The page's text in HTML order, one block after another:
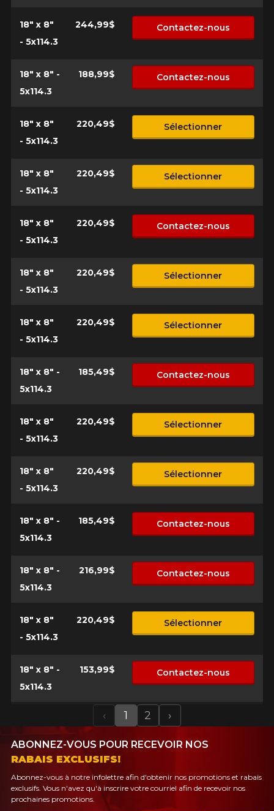
18" x 8"
- 5x114.3
244,99$ Contactez-nous
18" x 8" -
5x114.3
188,99$ Contactez-nous
18" x 8"
- 5x114.3
220,49$ Sélectionner
18" x 8"
- 5x114.3
220,49$ Sélectionner
18" x 8"
- 5x114.3
220,49$ Contactez-nous
18" x 8"
- 5x114.3
220,49$ Sélectionner
18" x 8"
- 5x114.3
220,49$ Sélectionner
18" x 8" -
5x114.3
185,49$ Contactez-nous
18" x 8"
- 5x114.3
220,49$ Sélectionner
18" x 8"
- 5x114.3
220,49$ Sélectionner
18" x 8" -
5x114.3
185,49$ Contactez-nous
18" x 8" -
5x114.3
216,99$ Contactez-nous
18" x 8"
- 5x114.3
220,49$ Sélectionner
18" x 8" -
5x114.3
153,99$ Contactez-nous
Previous
‹ 1 2 Next
›
ABONNEZ-VOUS POUR RECEVOIR NOS
RABAIS EXCLUSIFS!
Abonnez-vous à notre infolettre afin d'obtenir nos promotions et rabais
exclusifs. Vous n'avez qu'à inscrire votre courriel afin de recevoir nos
prochaines promotions.